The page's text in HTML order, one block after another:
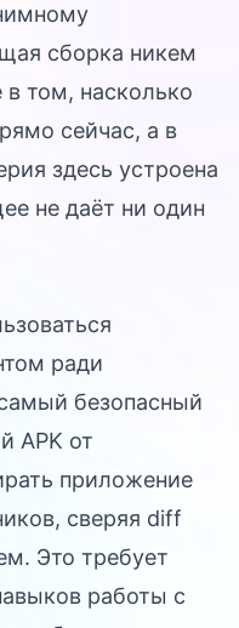
сборка никем
в том, насколько
сейчас, а в
здесь устроена
не даёт ни один
ради
безопасный
APK от
приложение
сверяя diff
Это требует
работы с